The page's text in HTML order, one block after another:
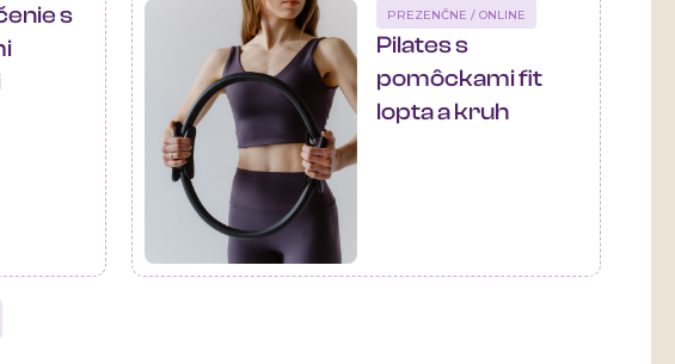
s
PREZENČNE / ONLINE
Pilates s
pomôckami fit
lopta a kruh